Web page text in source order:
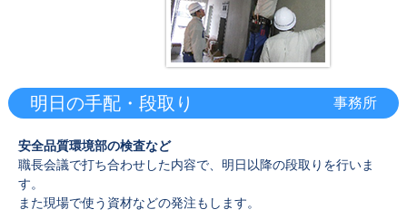
明日の手配・段取り 事務所
安全品質環境部の検査など
職長会議で打ち合わせした内容で、明日以降の段取りを行いま
す。
また現場で使う資材などの発注もします。